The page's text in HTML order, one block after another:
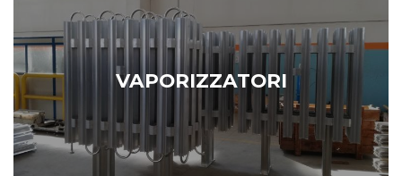
VAPORIZZATORI